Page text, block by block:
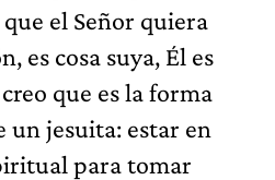
el Señor quiera
es cosa suya, Él es
que es la forma
un jesuita: estar en
para tomar